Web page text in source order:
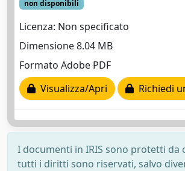
non disponibili
Licenza: Non specificato
Dimensione 8.04 MB
Formato Adobe PDF
Visualizza/Apri
Richiedi
I documenti in IRIS sono protetti da
tutti i diritti sono riservati, salvo